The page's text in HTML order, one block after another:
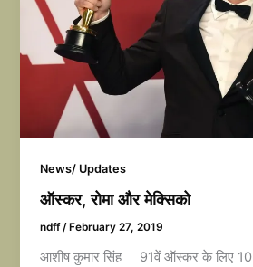
News/ Updates
ऑस्कर, रोमा और मेक्सिको
ndff/ February 27, 2019
आशीष कुमार सिंह 91वें ऑस्कर के लिए 10